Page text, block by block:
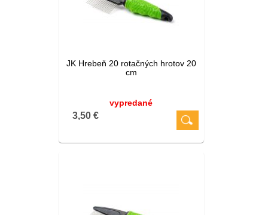
JK Hrebeň 20 rotačných hrotov 20
cm
vypredané
3,50 €